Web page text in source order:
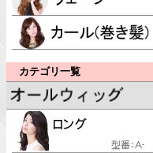
カテゴリ一覧